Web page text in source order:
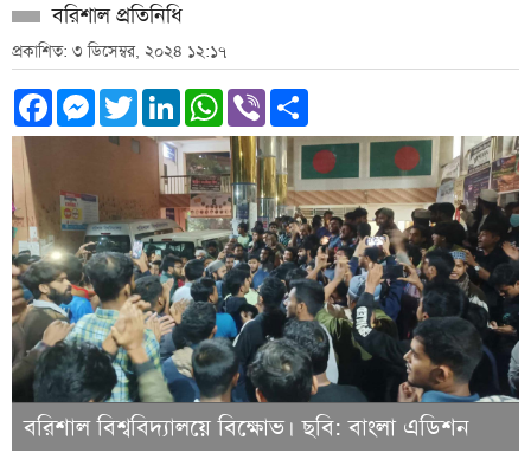
বরিশাল প্রতিনিধি
প্রকাশিত: ৩ ডিসেম্বর, ২০২৪ ১২:১৭
Facebook
Messenger
TwitterLinkedInWhatsApp
Viber
বরিশাল বিশ্ববিদ্যালয়ে বিক্ষোভ। ছবি: বাংলা এডিশন